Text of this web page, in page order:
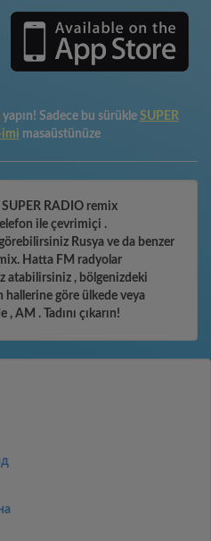
Sadece bu sürükle SUPER
imi masaüstünüze
RADIO remix
ile çevrimiçi .
Rusya ve da benzer
Hatta FM radyolar
atabilirsiniz , bölgenizdeki
göre ülkede veya
AM . Tadını çıkarın!